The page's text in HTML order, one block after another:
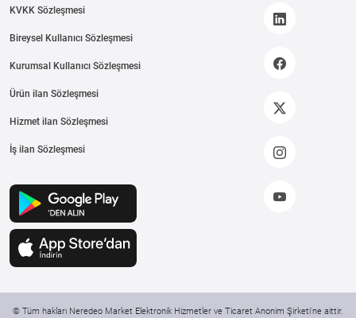
KVKK Sözleşmesi
Bireysel Kullanıcı Sözleşmesi
Kurumsal Kullanıcı Sözleşmesi
Ürün ilan Sözleşmesi
Hizmet ilan Sözleşmesi
İş ilan Sözleşmesi
© Tüm hakları Neredeo Market Elektronik Hizmetler ve Ticaret Anonim Şirketi'ne aittir.